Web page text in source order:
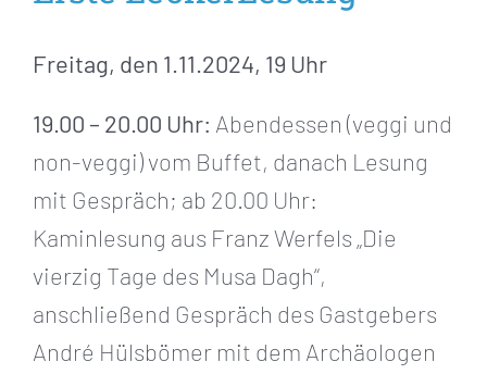
Freitag, den 1.11.2024, 19 Uhr
19.00 – 20.00 Uhr: Abendessen (veggi und
non-veggi) vom Buffet, danach Lesung
mit Gespräch; ab 20.00 Uhr:
Kaminlesung aus Franz Werfels „Die
vierzig Tage des Musa Dagh“,
anschließend Gespräch des Gastgebers
André Hülsbömer mit dem Archäologen